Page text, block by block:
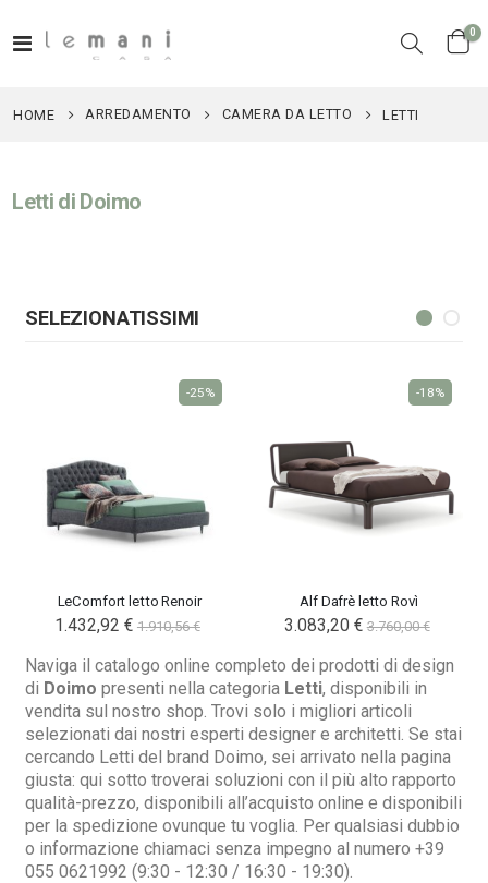
Toggle
Cart
0
HOME ARREDAMENTO CAMERA DA LETTO LETTI
Letti di Doimo
SELEZIONATISSIMI
LeComfort letto Renoir
1.432,92 € 1.910,56 €
-25%
Alf Dafrè letto Rovì
3.083,20 € 3.760,00 €
-18%
Naviga il catalogo online completo dei prodotti di design
di Doimo presenti nella categoria Letti, disponibili in
vendita sul nostro shop. Trovi solo i migliori articoli
selezionati dai nostri esperti designer e architetti. Se stai
cercando Letti del brand Doimo, sei arrivato nella pagina
giusta: qui sotto troverai soluzioni con il più alto rapporto
qualità-prezzo, disponibili all’acquisto online e disponibili
per la spedizione ovunque tu voglia. Per qualsiasi dubbio
o informazione chiamaci senza impegno al numero +39
055 0621992 (9:30 - 12:30 / 16:30 - 19:30).